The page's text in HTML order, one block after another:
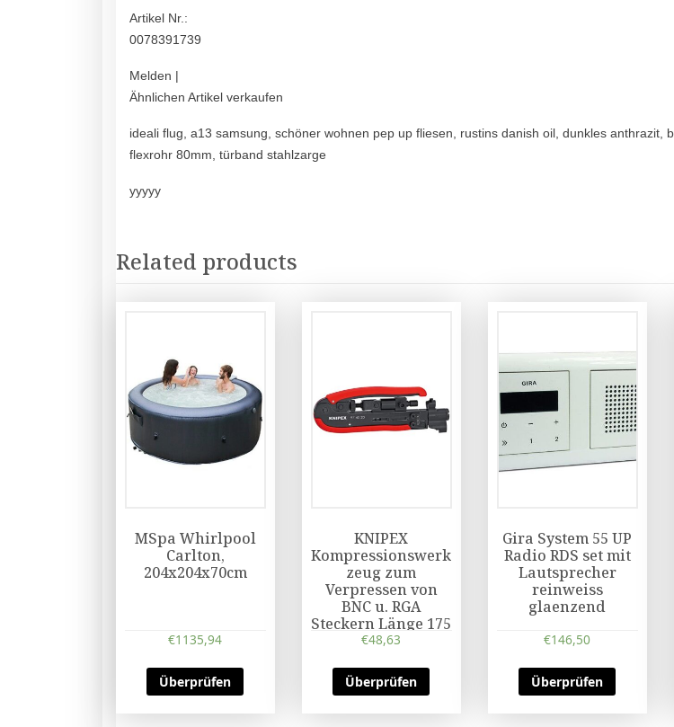
Artikel Nr.:
0078391739
Melden |
Ähnlichen Artikel verkaufen
ideali flug, a13 samsung, schöner wohnen pep up fliesen, rustins danish oil, dunkles anthrazit,
flexrohr 80mm, türband stahlzarge
yyyyy
Related products
MSpa Whirlpool
Carlton,
204x204x70cm
€1135,94
Überprüfen
KNIPEX
Kompressionswerk
zeug zum
Verpressen von
BNC u. RGA
Steckern Länge 175
mm
€48,63
Überprüfen
Gira System 55 UP
Radio RDS set mit
Lautsprecher
reinweiss
glaenzend
€146,50
Überprüfen